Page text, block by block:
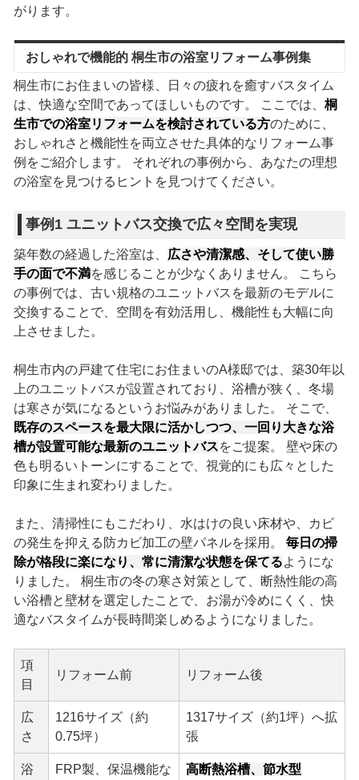
がります。
おしゃれで機能的 桐生市の浴室リフォーム事例集
桐生市にお住まいの皆様、日々の疲れを癒すバスタイム
は、快適な空間であってほしいものです。 ここでは、 桐
生市での浴室リフォームを検討されている方のために、
おしゃれさと機能性を両立させた具体的なリフォーム事
例をご紹介します。 それぞれの事例から、あなたの理想
の浴室を見つけるヒントを見つけてください。
事例1 ユニットバス交換で広々空間を実現
築年数の経過した浴室は、 広さや清潔感、そして使い勝
手の面で不満を感じることが少なくありません。 こちら
の事例では、古い規格のユニットバスを最新のモデルに
交換することで、空間を有効活用し、機能性も大幅に向
上させました。
桐生市内の戸建て住宅にお住まいのA様邸では、築30年以
上のユニットバスが設置されており、浴槽が狭く、冬場
は寒さが気になるというお悩みがありました。 そこで、
既存のスペースを最大限に活かしつつ、一回り大きな浴
槽が設置可能な最新のユニットバスをご提案。 壁や床の
色も明るいトーンにすることで、視覚的にも広々とした
印象に生まれ変わりました。
また、清掃性にもこだわり、水はけの良い床材や、カビ
の発生を抑える防カビ加工の壁パネルを採用。 毎日の掃
除が格段に楽になり、常に清潔な状態を保てるようにな
りました。 桐生市の冬の寒さ対策として、断熱性能の高
い浴槽と壁材を選定したことで、お湯が冷めにくく、快
適なバスタイムが長時間楽しめるようになりました。
項
目
リフォーム前 リフォーム後
広
さ
1216サイズ（約
0.75坪）
1317サイズ（約1坪）へ拡
張
浴
FRP製、保温機能な
高断熱浴槽、節水型